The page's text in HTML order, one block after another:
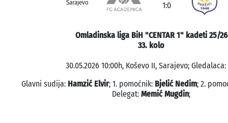
Sarajevo 1:0
Omladinska liga BiH "CENTAR 1" kadeti 25/26
33. kolo
30.05.2026 10:00h, Koševo II, Sarajevo; Gledalaca:
Glavni sudija: Hamzić Elvir; 1. pomoćnik: Bjelić Nedim; 2.
Delegat: Memić Mugdin;